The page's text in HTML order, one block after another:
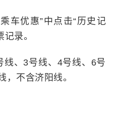
车优惠”中点击“历史记
录。
线、3号线、4号线、6号
，不含济阳线。